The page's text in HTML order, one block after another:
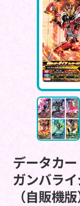
データカ
ガンバラ
（自販機版